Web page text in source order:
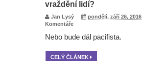
vraždění lidí?
Jan Lysý
pondělí, září 26, 2016
Komentáře
Nebo bude dál pacifista.
CELÝ ČLÁNEK